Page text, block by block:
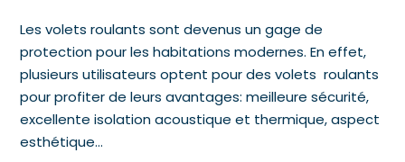
Les volets roulants sont devenus un gage de
protection pour les habitations modernes. En effet,
plusieurs utilisateurs optent pour des volets roulants
pour profiter de leurs avantages: meilleure sécurité,
excellente isolation acoustique et thermique, aspect
esthétique…